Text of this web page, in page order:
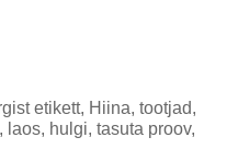
etikett, Hiina, tootjad,
hulgi, tasuta proov,